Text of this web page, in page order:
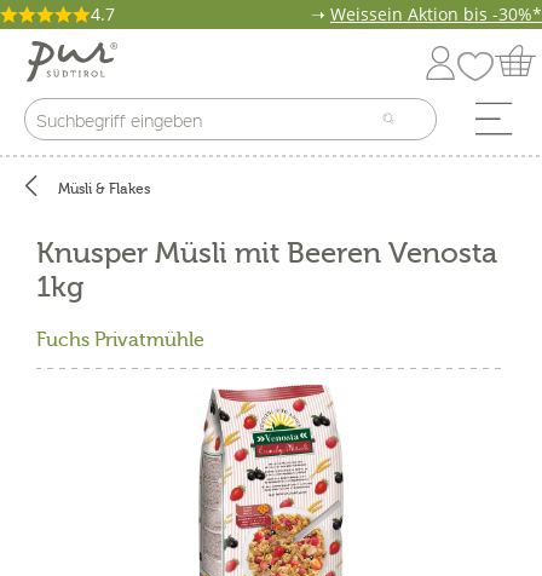
4.7 ➝ Weissein Aktion bis -30%*
Müsli & Flakes
Knusper Müsli mit Beeren Venosta
1kg
Fuchs Privatmühle